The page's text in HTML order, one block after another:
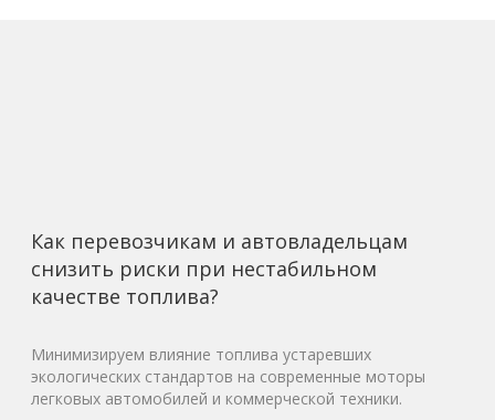
Как перевозчикам и автовладельцам
снизить риски при нестабильном
качестве топлива?
Минимизируем влияние топлива устаревших
экологических стандартов на современные моторы
легковых автомобилей и коммерческой техники.